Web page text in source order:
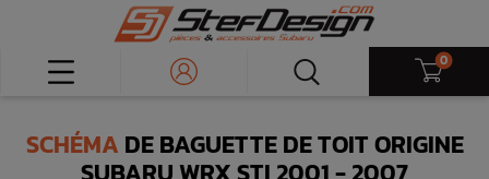
0
SCHÉMA DE BAGUETTE DE TOIT ORIGINE